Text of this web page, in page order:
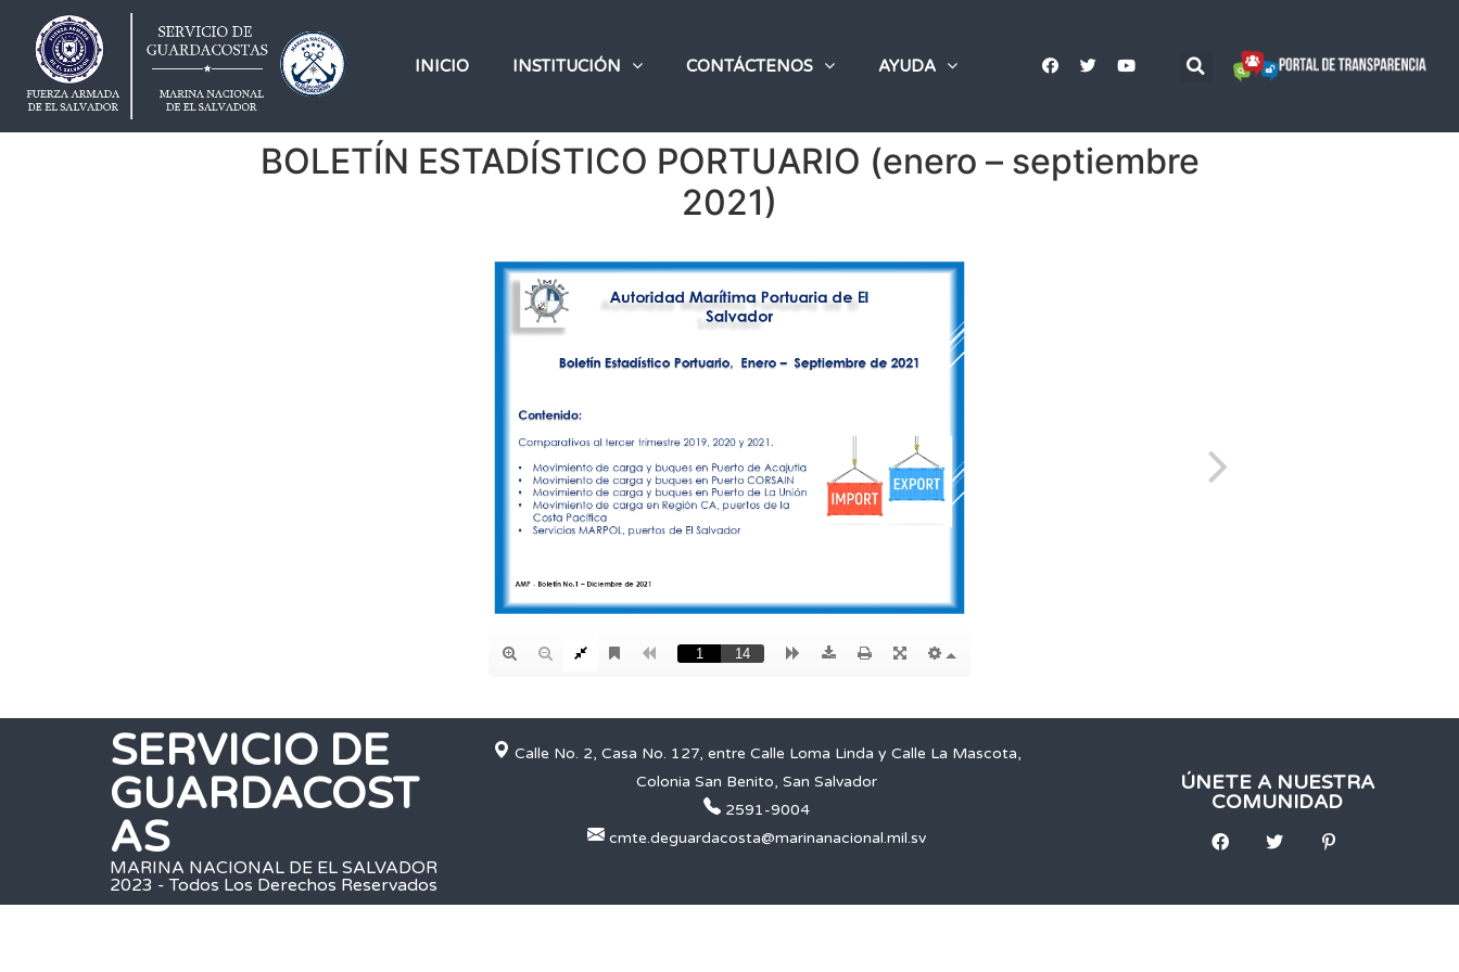
INICIO INSTITUCIÓN CONTÁCTENOS AYUDA
BOLETÍN ESTADÍSTICO PORTUARIO (enero – septiembre
2021)
SERVICIO DE
GUARDACOST
AS
MARINA NACIONAL DE EL SALVADOR
2023 - Todos Los Derechos Reservados
Calle No. 2, Casa No. 127, entre Calle Loma Linda y Calle La Mascota,
Colonia San Benito, San Salvador
2591-9004
cmte.deguardacosta@marinanacional.mil.sv
ÚNETE A NUESTRA
COMUNIDAD